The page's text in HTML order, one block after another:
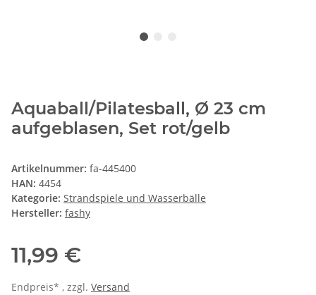
Aquaball/Pilatesball, Ø 23 cm
aufgeblasen, Set rot/gelb
Artikelnummer: fa-445400
HAN: 4454
Kategorie: Strandspiele und Wasserbälle
Hersteller: fashy
11,99 €
Endpreis* , zzgl. Versand